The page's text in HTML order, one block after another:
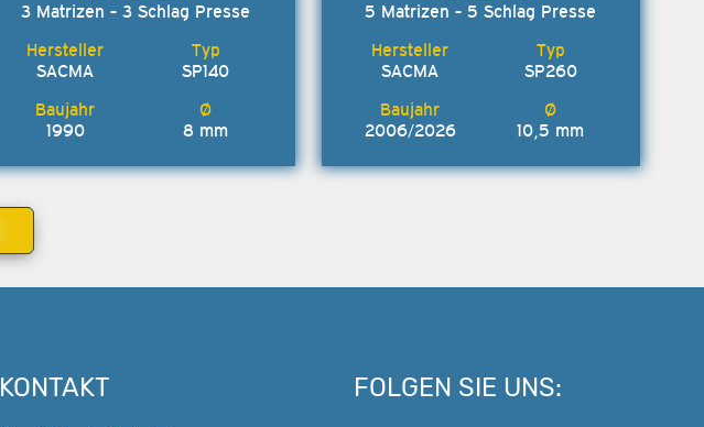
3 Matrizen - 3 Schlag Presse
SACMA SP140
1990 8 mm
5 Matrizen - 5 Schlag Presse
SACMA SP260
2006/2026 10,5 mm
KONTAKT FOLGEN SIE UNS: